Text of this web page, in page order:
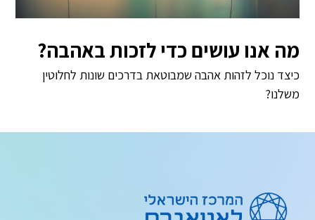
מה אנו עושים כדי לזכות באהבה?
כיצד נוכל לזהות אהבה שמבוטאת בדרכים שונות לחלוטין
משלנו?